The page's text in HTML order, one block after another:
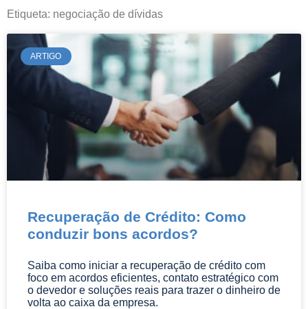
do Direito.
Etiqueta: negociação de dívidas
ARTIGO
Recuperação de Crédito: Como
conduzir bons acordos?
Saiba como iniciar a recuperação de crédito com
foco em acordos eficientes, contato estratégico com
o devedor e soluções reais para trazer o dinheiro de
volta ao caixa da empresa.